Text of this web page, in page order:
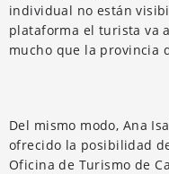
individual no están
plataforma el turista va
mucho que la provincia
Del mismo modo, Ana
ofrecido la posibilidad
Oficina de Turismo de